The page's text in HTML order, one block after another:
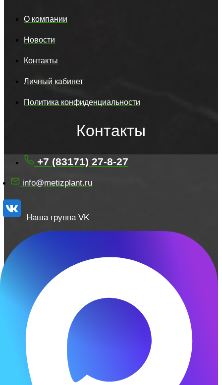
О компании
Новости
Контакты
Личный кабинет
Политика конфиденциальности
Контакты
+7 (83171) 27-8-27
info@metizplant.ru
Наша группа VK